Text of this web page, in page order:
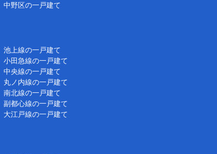
中野区の一戸建て
池上線の一戸建て
小田急線の一戸建て
中央線の一戸建て
丸ノ内線の一戸建て
南北線の一戸建て
副都心線の一戸建て
大江戸線の一戸建て